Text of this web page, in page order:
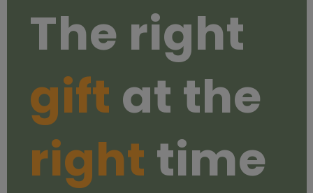
The right
gift at the
right time